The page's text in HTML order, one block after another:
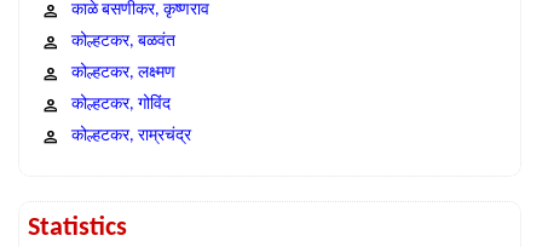
काळे बसणीकर, कृष्णराव
कोल्हटकर, बळवंत
कोल्हटकर, लक्ष्मण
कोल्हटकर, गोविंद
कोल्हटकर, राम्रचंद्र
Statistics